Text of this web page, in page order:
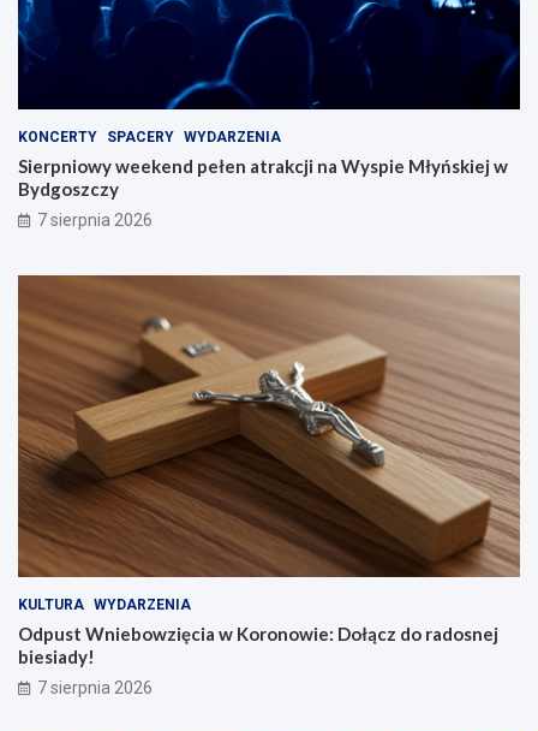
KONCERTY SPACERY WYDARZENIA
Sierpniowy weekend pełen atrakcji na Wyspie Młyńskiej w
Bydgoszczy
7 sierpnia 2026
KULTURA WYDARZENIA
Odpust Wniebowzięcia w Koronowie: Dołącz do radosnej
biesiady!
7 sierpnia 2026